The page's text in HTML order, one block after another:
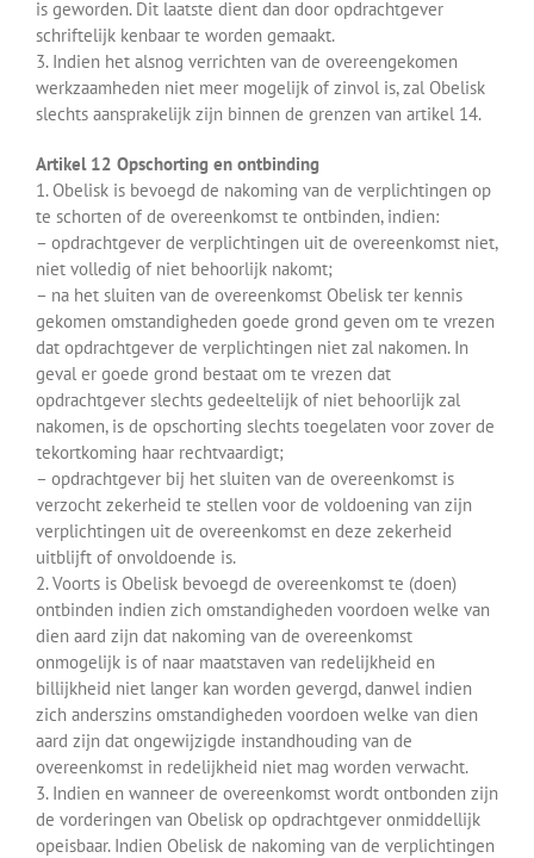
is geworden. Dit laatste dient dan door opdrachtgever
schriftelijk kenbaar te worden gemaakt.
3. Indien het alsnog verrichten van de overeengekomen
werkzaamheden niet meer mogelijk of zinvol is, zal Obelisk
slechts aansprakelijk zijn binnen de grenzen van artikel 14.
Artikel 12 Opschorting en ontbinding
1. Obelisk is bevoegd de nakoming van de verplichtingen op
te schorten of de overeenkomst te ontbinden, indien:
– opdrachtgever de verplichtingen uit de overeenkomst niet,
niet volledig of niet behoorlijk nakomt;
– na het sluiten van de overeenkomst Obelisk ter kennis
gekomen omstandigheden goede grond geven om te vrezen
dat opdrachtgever de verplichtingen niet zal nakomen. In
geval er goede grond bestaat om te vrezen dat
opdrachtgever slechts gedeeltelijk of niet behoorlijk zal
nakomen, is de opschorting slechts toegelaten voor zover de
tekortkoming haar rechtvaardigt;
– opdrachtgever bij het sluiten van de overeenkomst is
verzocht zekerheid te stellen voor de voldoening van zijn
verplichtingen uit de overeenkomst en deze zekerheid
uitblijft of onvoldoende is.
2. Voorts is Obelisk bevoegd de overeenkomst te (doen)
ontbinden indien zich omstandigheden voordoen welke van
dien aard zijn dat nakoming van de overeenkomst
onmogelijk is of naar maatstaven van redelijkheid en
billijkheid niet langer kan worden gevergd, danwel indien
zich anderszins omstandigheden voordoen welke van dien
aard zijn dat ongewijzigde instandhouding van de
overeenkomst in redelijkheid niet mag worden verwacht.
3. Indien en wanneer de overeenkomst wordt ontbonden zijn
de vorderingen van Obelisk op opdrachtgever onmiddellijk
opeisbaar. Indien Obelisk de nakoming van de verplichtingen